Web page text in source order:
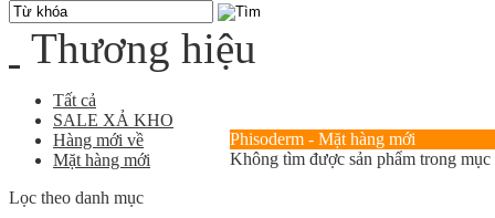
Thương hiệu
Tất cả
SALE XẢ KHO
Hàng mới về
Mặt hàng mới
Lọc theo danh mục
Phisoderm - Mặt hàng mới
Không tìm được sản phẩm trong mục